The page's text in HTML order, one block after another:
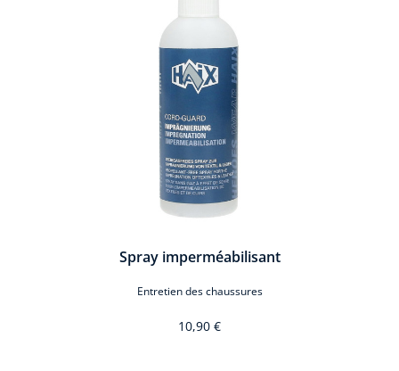
Spray imperméabilisant
Entretien des chaussures
10,90 €